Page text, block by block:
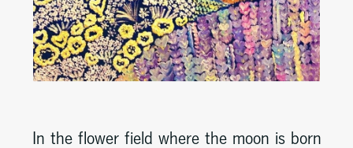
In the flower field where the moon is born